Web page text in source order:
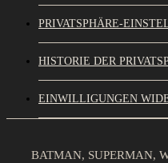
PRIVATSPHÄRE-
HISTORIE DER
EINWILLIGUNGEN
BATMAN, SUPERMAN,